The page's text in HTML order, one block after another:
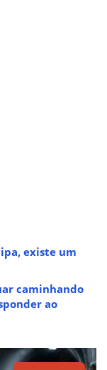
existe um
caminhando
ao